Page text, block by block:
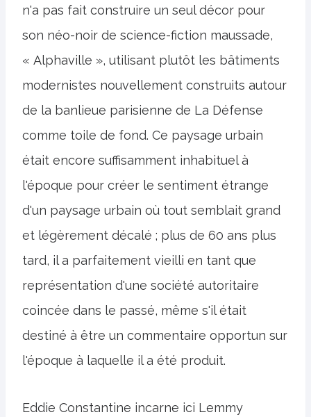
n'a pas fait construire un seul décor pour
son néo-noir de science-fiction maussade,
« Alphaville », utilisant plutôt les bâtiments
modernistes nouvellement construits autour
de la banlieue parisienne de La Défense
comme toile de fond. Ce paysage urbain
était encore suffisamment inhabituel à
l'époque pour créer le sentiment étrange
d'un paysage urbain où tout semblait grand
et légèrement décalé ; plus de 60 ans plus
tard, il a parfaitement vieilli en tant que
représentation d'une société autoritaire
coincée dans le passé, même s'il était
destiné à être un commentaire opportun sur
l'époque à laquelle il a été produit.
Eddie Constantine incarne ici Lemmy